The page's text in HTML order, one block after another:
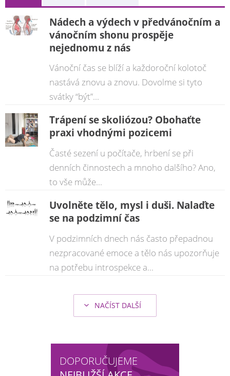
Nádech a výdech v předvánočním a
vánočním shonu prospěje
nejednomu z nás
Vánoční čas se blíží a každoroční kolotoč
nastává znovu a znovu. Dovolme si tyto
svátky “být”...
Trápení se skoliózou? Obohaťte
praxi vhodnými pozicemi
Časté sezení u počítače, hrbení se při
denních činnostech a mnoho dalšího? Ano,
to vše může...
Uvolněte tělo, mysl i duši. Nalaďte
se na podzimní čas
V podzimních dnech nás často přepadnou
nezpracované emoce a tělo nás upozorňuje
na potřebu introspekce a...
NAČÍST DALŠÍ
DOPORUČUJEME